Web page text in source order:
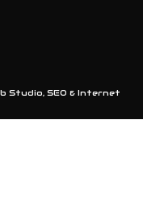
Studio, SEO & Internet